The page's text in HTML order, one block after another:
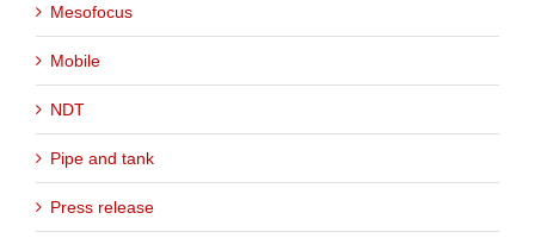
Mesofocus
Mobile
NDT
Pipe and tank
Press release